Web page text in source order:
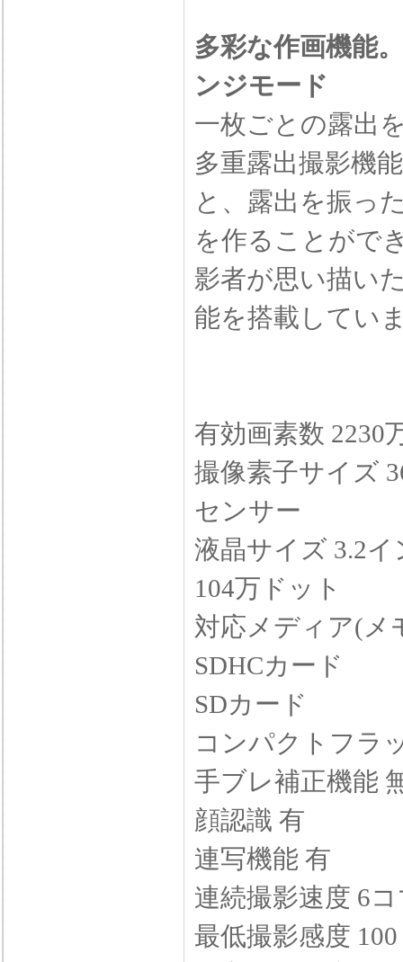
多彩な作画機能
ンジモード
一枚ごとの露出
多重露出撮影機
と、露出を振っ
を作ることがで
影者が思い描い
能を搭載してい
有効画素数 2230
撮像素子サイズ
センサー
液晶サイズ 3.2
104万ドット
対応メディア(メ
SDHCカード
SDカード
コンパクトフラ
手ブレ補正機能
顔認識 有
連写機能 有
連続撮影速度 6
最低撮影感度